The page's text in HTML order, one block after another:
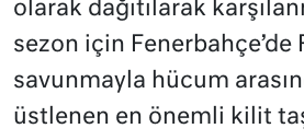
olarak dağıtılarak
sezon için Fenerbahçe’de
savunmayla hücum
üstlenen en önemli kilit